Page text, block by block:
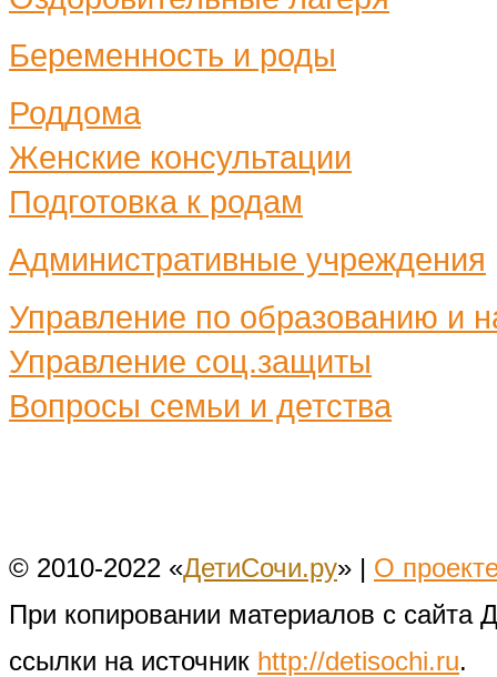
Беременность и роды
Роддома
Женские консультации
Подготовка к родам
Административные учреждения
Управление по образованию и
Управление соц.защиты
Вопросы семьи и детства
© 2010-2022 «ДетиСочи.ру» | О
При копировании материалов с сайта
ссылки на источник http://detisochi.ru.